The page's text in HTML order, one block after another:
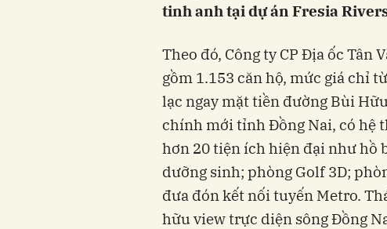
tinh anh tại dự án Fresia
Theo đó, Công ty CP Địa ốc Tân
gồm 1.153 căn hộ, mức giá chỉ
lạc ngay mặt tiền đường Bùi
chính mới tỉnh Đồng Nai, có hệ
hơn 20 tiện ích hiện đại như hồ
dưỡng sinh; phòng Golf 3D;
đưa đón kết nối tuyến Metro.
hữu view trực diện sông Đồng